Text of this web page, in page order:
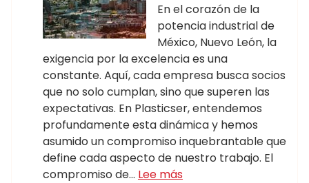
En el corazón de la
potencia industrial de
México, Nuevo León, la
exigencia por la excelencia es una
constante. Aquí, cada empresa busca socios
que no solo cumplan, sino que superen las
expectativas. En Plasticser, entendemos
profundamente esta dinámica y hemos
asumido un compromiso inquebrantable que
define cada aspecto de nuestro trabajo. El
compromiso de… Lee más